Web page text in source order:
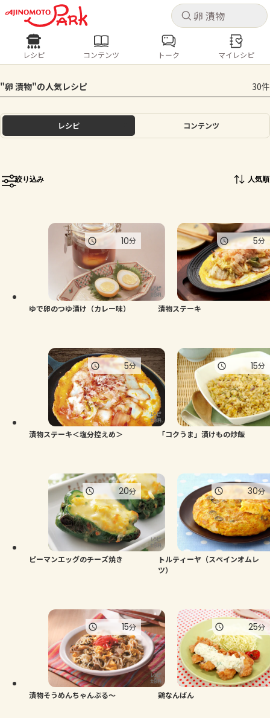
キャ
ログインするとレシピを保存できます
ログイン
ホーム
トーク
よくあるお問い合わせ
お買い物
キャ
レシピ コンテンツ
人気の食材・レシピ
きゅうり なす トマト とうもろこし
ピーマン
レシピ コンテンツ トーク マイレシピ
"卵 漬物"の人気レシピ 30件
レシピ コンテンツ
絞り込み 人気順
ゆで卵のつゆ漬け（カレー味）
10分
漬物ステーキ
5分
漬物ステーキ＜塩分控えめ＞
5分
「コクうま」漬けもの炒飯
15分
ピーマンエッグのチーズ焼き
20分
トルティーヤ（スペインオムレ
ツ）
30分
漬物そうめんちゃんぷる～
15分
鶏なんばん
25分